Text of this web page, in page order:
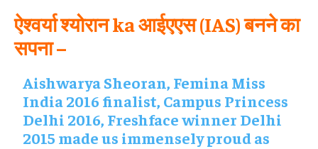
ऐश्वर्या श्योरान ka आईएएस (IAS) बनने का
सपना –
Aishwarya Sheoran, Femina Miss
India 2016 finalist, Campus Princess
Delhi 2016, Freshface winner Delhi
2015 made us immensely proud as